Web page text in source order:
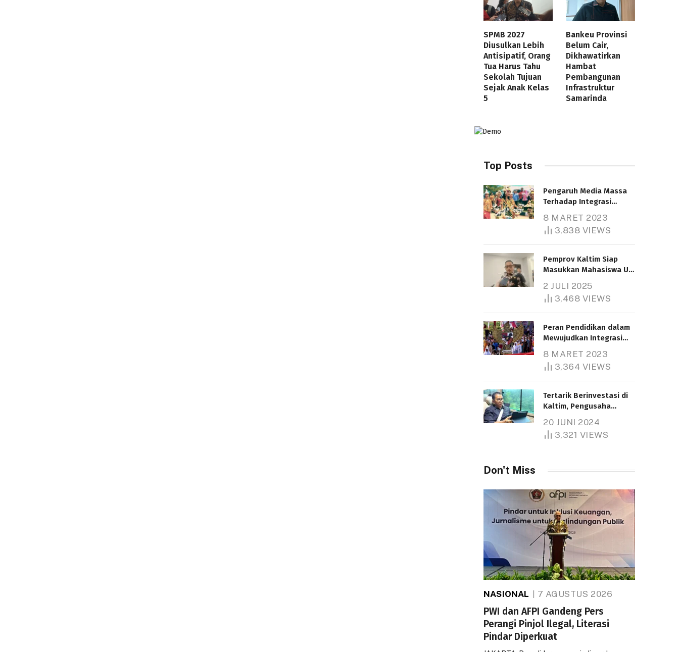
SPMB 2027
Diusulkan Lebih
Antisipatif, Orang
Tua Harus Tahu
Sekolah Tujuan
Sejak Anak Kelas
5
Bankeu Provinsi
Belum Cair,
Dikhawatirkan
Hambat
Pembangunan
Infrastruktur
Samarinda
Top Posts
Pengaruh Media Massa
Terhadap Integrasi
8 MARET 2023
3,838 VIEWS
Pemprov Kaltim Siap
Masukkan Mahasiswa UT
Bantuan Pendidikan
Gratispol
2 JULI 2025
3,468 VIEWS
Peran Pendidikan dalam
Mewujudkan Integrasi
8 MARET 2023
3,364 VIEWS
Tertarik Berinvestasi di
Kaltim, Pengusaha
1.000 Hektare
20 JUNI 2024
3,321 VIEWS
Don't Miss
NASIONAL 7 AGUSTUS 2026
PWI dan AFPI Gandeng Pers
Perangi Pinjol Ilegal, Literasi
Pindar Diperkuat